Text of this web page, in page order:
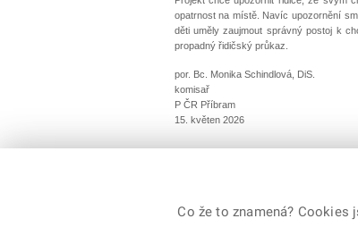
opatrnost na místě. Navíc upozornění
děti uměly zaujmout správný postoj k
propadný řidičský průkaz.
por. Bc. Monika Schindlová, DiS.
komisař
P ČR Příbram
15. květen 2026
Co že to znamená? Cookies